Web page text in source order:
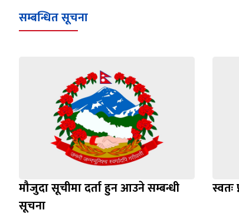
सम्बन्धित सूचना
मौजुदा सूचीमा दर्ता हुन आउने सम्बन्धी
सूचना